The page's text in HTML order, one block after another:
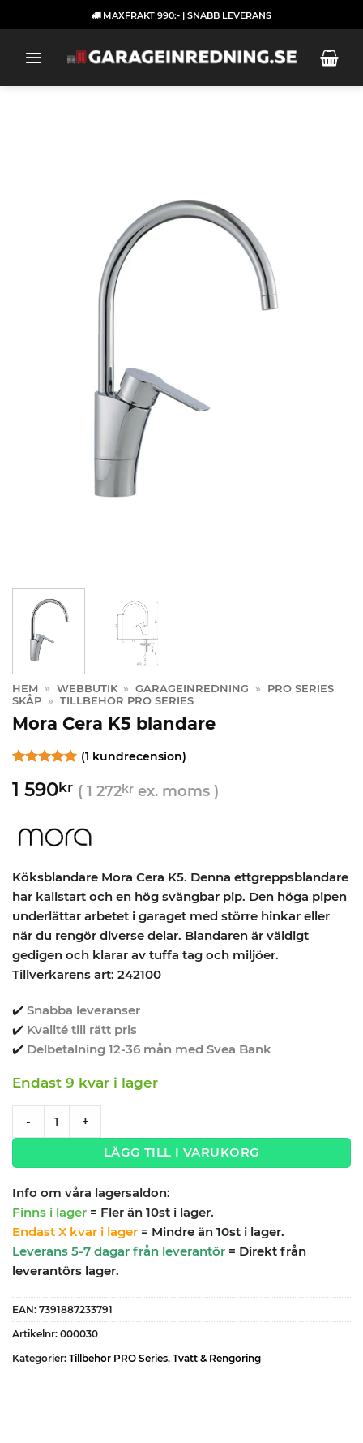
to
MAXFRAKT 990:- | SNABB LEVERANS
HEM » WEBBUTIK » GARAGEINREDNING »
PRO SERIES
SKÅP » TILLBEHÖR PRO SERIES
Mora Cera K5 blandare
av 5
(1 kundrecension)
1 590kr ( 1 272kr ex. moms )
Köksblandare Mora Cera K5. Denna ettgreppsblandare
har kallstart och en hög svängbar pip. Den höga pipen
underlättar arbetet i garaget med större hinkar eller
när du rengör diverse delar. Blandaren är väldigt
gedigen och klarar av tuffa tag och miljöer.
Tillverkarens art: 242100
✔️ Snabba leveranser
✔️ Kvalité till rätt pris
✔️ Delbetalning 12-36 mån med Svea Bank
Endast 9 kvar i lager
- +
LÄGG TILL I VARUKORG
Info om våra lagersaldon:
Finns i lager = Fler än 10st i lager.
Endast X kvar i lager = Mindre än 10st i lager.
Leverans 5-7 dagar från leverantör = Direkt från
leverantörs lager.
EAN: 7391887233791
Artikelnr: 000030
Kategorier: Tillbehör PRO Series, Tvätt & Rengöring